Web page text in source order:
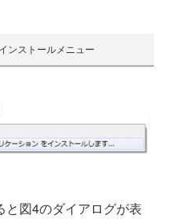
ンストールメニュー
図4のダイアログが表